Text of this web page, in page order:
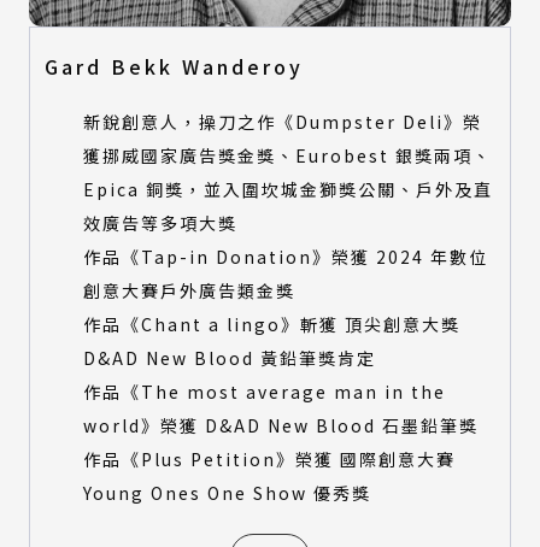
Gard Bekk Wanderoy
新銳創意人，操刀之作《Dumpster Deli》榮
獲挪威國家廣告獎金獎、Eurobest 銀獎兩項、
Epica 銅獎，並入圍坎城金獅獎公關、戶外及直
效廣告等多項大獎
作品《Tap-in Donation》榮獲 2024 年數位
創意大賽戶外廣告類金獎
作品《Chant a lingo》斬獲 頂尖創意大獎
D&AD New Blood 黃鉛筆獎肯定
作品《The most average man in the
world》榮獲 D&AD New Blood 石墨鉛筆獎
作品《Plus Petition》榮獲 國際創意大賽
Young Ones One Show 優秀獎